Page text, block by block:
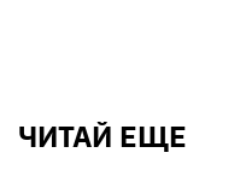
ЧИТАЙ ЕЩЕ